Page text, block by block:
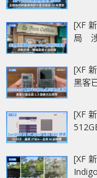
[XF
局
[XF
黑客
[XF
[XF